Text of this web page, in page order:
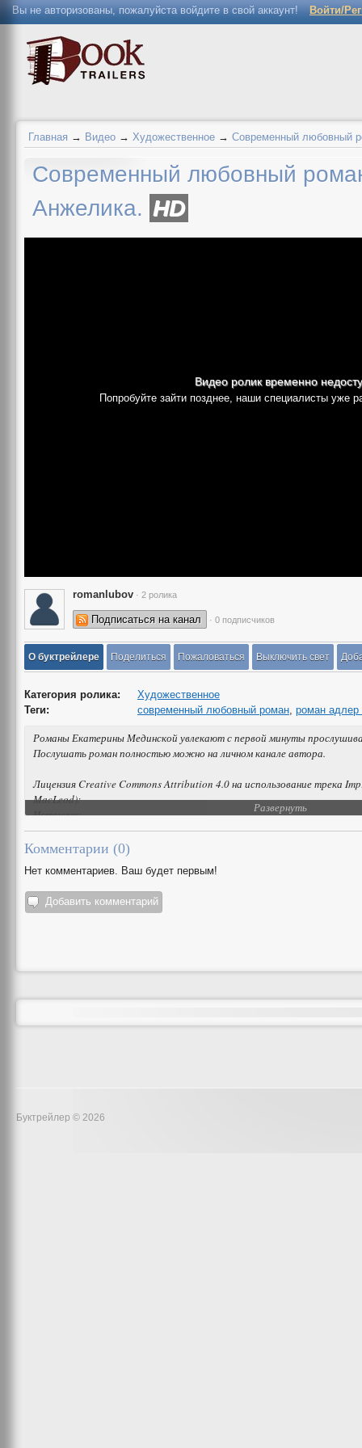
Вы не авторизованы, пожалуйста войдите в свой аккаунт! Войти/
Главная → Видео → Художественное → Современный любовный
Современный любовный
Анжелика. HD
Видео ролик временно
Попробуйте зайти позднее, наши специалисты уже
romanlubov · 2 ролика
Подписаться на канал · 0 подписчиков
О буктрейлере Поделиться Пожаловаться Выключить свет
Категория ролика:
Художественное
Теги:
современный любовный роман, роман адлер
Романы Екатерины Мединской увлекают с первой минуты
Послушать роман полностью можно на личном канале автора.
Лицензия Creative Commons Attribution 4.0 на использование трека
MacLeod):
Источник:
Исполнитель:
Развернуть
Комментарии (0)
Нет комментариев. Ваш будет первым!
Добавить комментарий
Буктрейлер © 2026